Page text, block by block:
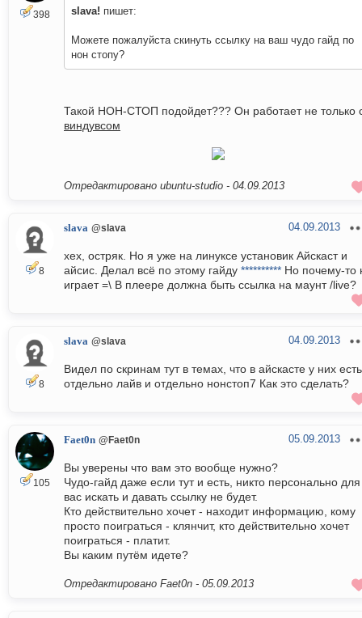
398 slava! пишет:
Можете пожалуйста скинуть ссылку на ваш чудо гайд по
нон стопу?
Такой НОН-СТОП подойдет??? Он работает не только
виндувсом
Отредактировано ubuntu-studio - 04.09.2013
8
slava @slava 04.09.2013
хех, остряк. Но я уже на линуксе установик Айскаст и
айсис. Делал всё по этому гайду ********** Но почему-то
играет =\ В плеере должна быть ссылка на маунт /live?
8
slava @slava 04.09.2013
Видел по скринам тут в темах, что в айскасте у них есть
отдельно лайв и отдельно нонстоп7 Как это сделать?
105
Faet0n @Faet0n 05.09.2013
Вы уверены что вам это вообще нужно?
Чудо-гайд даже если тут и есть, никто персонально для
вас искать и давать ссылку не будет.
Кто действительно хочет - находит информацию, кому
просто поиграться - клянчит, кто действительно хочет
поиграться - платит.
Вы каким путём идете?
Отредактировано Faet0n - 05.09.2013